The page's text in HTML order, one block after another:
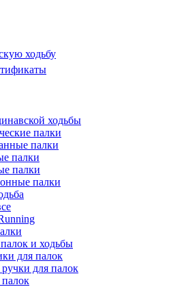
ходьбу
ходьбы
палки
палки
палки
палки
палки
и ходьбы
для палок
для палок